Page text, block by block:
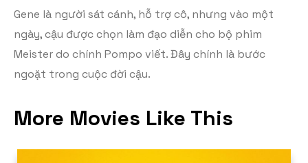
Gene là người sát cánh, hỗ trợ cô, nhưng vào một
ngày, cậu được chọn làm đạo diễn cho bộ phim
Meister do chính Pompo viết. Đây chính là bước
ngoặt trong cuộc đời cậu.
More Movies Like This